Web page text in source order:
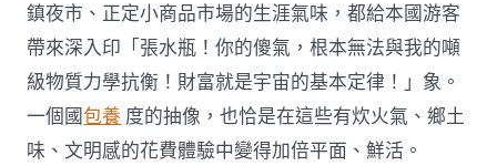
鎮夜市、正定小商品市場的生涯氣味，都給本國游客
帶來深入印「張水瓶！你的傻氣，根本無法與我的噸
級物質力學抗衡！財富就是宇宙的基本定律！」象。
一個國包養 度的抽像，也恰是在這些有炊火氣、鄉土
味、文明感的花費體驗中變得加倍平面、鮮活。